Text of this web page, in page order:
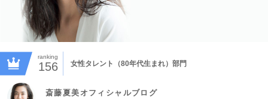
ranking
156 女性タレント（80年代生まれ）部門
斎藤夏美オフィシャルブログ